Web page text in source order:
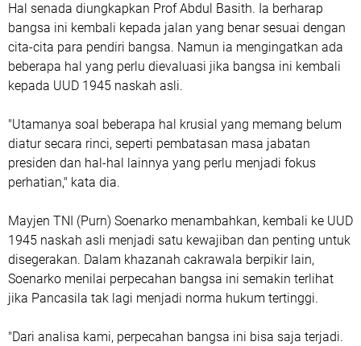
Hal senada diungkapkan Prof Abdul Basith. Ia berharap
bangsa ini kembali kepada jalan yang benar sesuai dengan
cita-cita para pendiri bangsa. Namun ia mengingatkan ada
beberapa hal yang perlu dievaluasi jika bangsa ini kembali
kepada UUD 1945 naskah asli.
"Utamanya soal beberapa hal krusial yang memang belum
diatur secara rinci, seperti pembatasan masa jabatan
presiden dan hal-hal lainnya yang perlu menjadi fokus
perhatian," kata dia.
Mayjen TNI (Purn) Soenarko menambahkan, kembali ke UUD
1945 naskah asli menjadi satu kewajiban dan penting untuk
disegerakan. Dalam khazanah cakrawala berpikir lain,
Soenarko menilai perpecahan bangsa ini semakin terlihat
jika Pancasila tak lagi menjadi norma hukum tertinggi.
"Dari analisa kami, perpecahan bangsa ini bisa saja terjadi.